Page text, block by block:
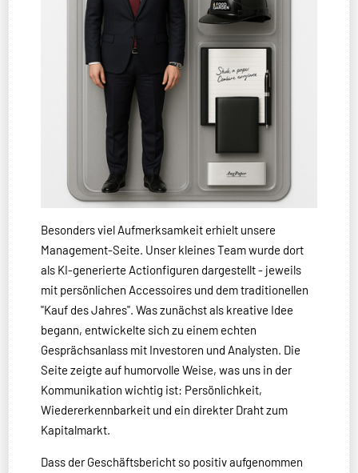
Besonders viel Aufmerksamkeit erhielt unsere
Management-Seite. Unser kleines Team wurde dort
als KI-generierte Actionfiguren dargestellt - jeweils
mit persönlichen Accessoires und dem traditionellen
"Kauf des Jahres". Was zunächst als kreative Idee
begann, entwickelte sich zu einem echten
Gesprächsanlass mit Investoren und Analysten. Die
Seite zeigte auf humorvolle Weise, was uns in der
Kommunikation wichtig ist: Persönlichkeit,
Wiedererkennbarkeit und ein direkter Draht zum
Kapitalmarkt.
Dass der Geschäftsbericht so positiv aufgenommen